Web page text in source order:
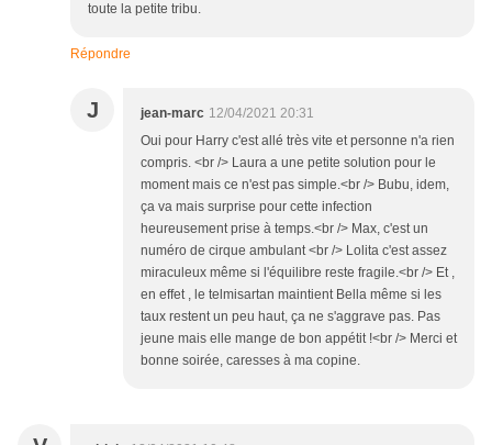
toute la petite tribu.
Répondre
J jean-marc 12/04/2021 20:31
Oui pour Harry c'est allé très vite et personne n'a rien
compris. <br /> Laura a une petite solution pour le
moment mais ce n'est pas simple.<br /> Bubu, idem,
ça va mais surprise pour cette infection
heureusement prise à temps.<br /> Max, c'est un
numéro de cirque ambulant <br /> Lolita c'est assez
miraculeux même si l'équilibre reste fragile.<br /> Et ,
en effet , le telmisartan maintient Bella même si les
taux restent un peu haut, ça ne s'aggrave pas. Pas
jeune mais elle mange de bon appétit !<br /> Merci et
bonne soirée, caresses à ma copine.